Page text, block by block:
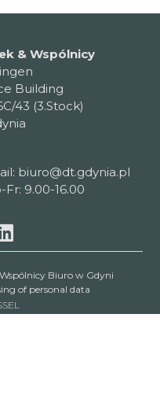
& Wspólnicy
Building
43 (3.Stock)
biuro@dt.gdynia.pl
9.00-16.00
Biuro w Gdyni
of personal data